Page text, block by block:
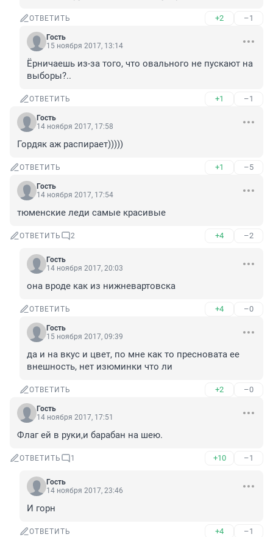
ОТВЕТИТЬ +2 –1
Гость
15 ноября 2017, 13:14
Ёрничаешь из-за того, что овального не пускают на
выборы?..
ОТВЕТИТЬ +1 –1
Гость
14 ноября 2017, 17:58
Гордяк аж распирает)))))
ОТВЕТИТЬ +1 –5
Гость
14 ноября 2017, 17:54
тюменские леди самые красивые
ОТВЕТИТЬ 2 +4 –2
Гость
14 ноября 2017, 20:03
она вроде как из нижневартовска
ОТВЕТИТЬ +4 –0
Гость
15 ноября 2017, 09:39
да и на вкус и цвет, по мне как то пресновата ее
внешность, нет изюминки что ли
ОТВЕТИТЬ +2 –0
Гость
14 ноября 2017, 17:51
Флаг ей в руки,и барабан на шею.
ОТВЕТИТЬ 1 +10 –1
Гость
14 ноября 2017, 23:46
И горн
ОТВЕТИТЬ +4 –1